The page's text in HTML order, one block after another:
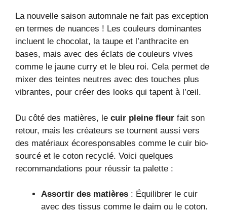
La nouvelle saison automnale ne fait pas exception
en termes de nuances ! Les couleurs dominantes
incluent le chocolat, la taupe et l’anthracite en
bases, mais avec des éclats de couleurs vives
comme le jaune curry et le bleu roi. Cela permet de
mixer des teintes neutres avec des touches plus
vibrantes, pour créer des looks qui tapent à l’œil.
Du côté des matières, le cuir pleine fleur fait son
retour, mais les créateurs se tournent aussi vers
des matériaux écoresponsables comme le cuir bio-
sourcé et le coton recyclé. Voici quelques
recommandations pour réussir ta palette :
Assortir des matières : Équilibrer le cuir
avec des tissus comme le daim ou le coton.